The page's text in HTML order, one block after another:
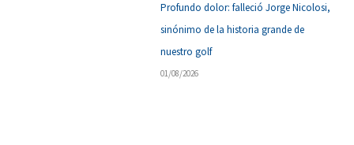
Profundo dolor: falleció Jorge Nicolosi,
sinónimo de la historia grande de
nuestro golf
01/08/2026